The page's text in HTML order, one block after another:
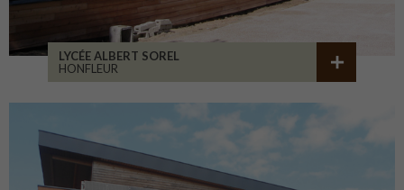
LYCÉE ALBERT SOREL
HONFLEUR